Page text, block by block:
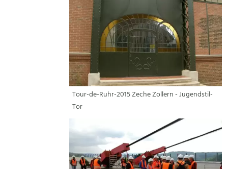
Tour-de-Ruhr-2015 Zeche Zollern - Jugendstil-
Tor